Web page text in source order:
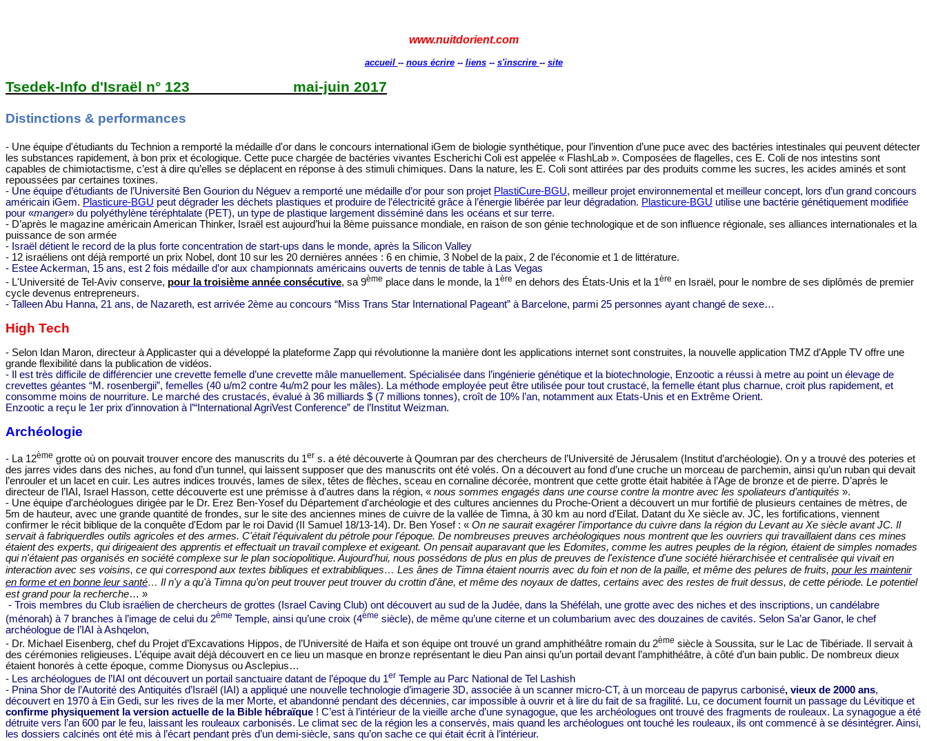
www.nuitdorient.com
accueil -- nous écrire-- liens-- s'inscrire -- site
Tsedek-Info d'Israël n° 123 mai-juin 2017
Distinctions & performances
- Une équipe d'étudiants du Technion a remporté la médaille d'or dans le concours international iGem de biologie synthétique, pour l’invention d’une puce avec des bactéries intestinales qui peuvent détecter
les substances rapidement, à bon prix et écologique. Cette puce chargée de bactéries vivantes Escherichi Coli est appelée « FlashLab ». Composées de flagelles, ces E. Coli de nos intestins sont
capables de chimiotactisme, c’est à dire qu’elles se déplacent en réponse à des stimuli chimiques. Dans la nature, les E. Coli sont attirées par des produits comme les sucres, les acides aminés et sont
repoussées par certaines toxines.
- Une équipe d’étudiants de l’Université Ben Gourion du Néguev a remporté une médaille d’or pour son projet PlastiCure-BGU, meilleur projet environnemental et meilleur concept, lors d’un grand concours
américain iGem. Plasticure-BGU peut dégrader les déchets plastiques et produire de l’électricité grâce à l’énergie libérée par leur dégradation. Plasticure-BGU utilise une bactérie génétiquement modifiée
pour «manger» du polyéthylène téréphtalate (PET), un type de plastique largement disséminé dans les océans et sur terre.
- D’après le magazine américain American Thinker, Israël est aujourd’hui la 8ème puissance mondiale, en raison de son génie technologique et de son influence régionale, ses alliances internationales et la
puissance de son armée
- Israël détient le record de la plus forte concentration de start-ups dans le monde, après la Silicon Valley
- 12 israéliens ont déjà remporté un prix Nobel, dont 10 sur les 20 dernières années : 6 en chimie, 3 Nobel de la paix, 2 de l’économie et 1 de littérature.
- Estee Ackerman, 15 ans, est 2 fois médaille d’or aux championnats américains ouverts de tennis de table à Las Vegas
- L'Université de Tel-Aviv conserve, pour la troisième année consécutive, sa 9ème place dans le monde, la 1ère en dehors des États-Unis et la 1ère en Israël, pour le nombre de ses diplômés de premier
cycle devenus entrepreneurs.
- Talleen Abu Hanna, 21 ans, de Nazareth, est arrivée 2ème au concours “Miss Trans Star International Pageant” à Barcelone, parmi 25 personnes ayant changé de sexe…
High Tech
- Selon Idan Maron, directeur à Applicaster qui a développé la plateforme Zapp qui révolutionne la manière dont les applications internet sont construites, la nouvelle application TMZ d’Apple TV offre une
grande flexibilité dans la publication de vidéos.
- Il est très difficile de différencier une crevette femelle d’une crevette mâle manuellement. Spécialisée dans l’ingénierie génétique et la biotechnologie, Enzootic a réussi à metre au point un élevage de
crevettes géantes “M. rosenbergii”, femelles (40 u/m2 contre 4u/m2 pour les mâles). La méthode employée peut être utilisée pour tout crustacé, la femelle étant plus charnue, croit plus rapidement, et
consomme moins de nourriture. Le marché des crustacés, évalué à 36 milliards $ (7 millions tonnes), croît de 10% l’an, notamment aux Etats-Unis et en Extrême Orient.
Enzootic a reçu le 1er prix d’innovation à l’“International AgriVest Conference” de l’Institut Weizman.
Archéologie
- La 12ème grotte où on pouvait trouver encore des manuscrits du 1er s. a été découverte à Qoumran par des chercheurs de l’Université de Jérusalem (Institut d’archéologie). On y a trouvé des poteries et
des jarres vides dans des niches, au fond d’un tunnel, qui laissent supposer que des manuscrits ont été volés. On a découvert au fond d’une cruche un morceau de parchemin, ainsi qu’un ruban qui devait
l’enrouler et un lacet en cuir. Les autres indices trouvés, lames de silex, têtes de flèches, sceau en cornaline décorée, montrent que cette grotte était habitée à l’Age de bronze et de pierre. D’après le
directeur de l’IAI, Israel Hasson, cette découverte est une prémisse à d’autres dans la région, « nous sommes engagés dans une course contre la montre avec les spoliateurs d’antiquités ».
- Une équipe d'archéologues dirigée par le Dr. Erez Ben-Yosef du Département d'archéologie et des cultures anciennes du Proche-Orient a découvert un mur fortifié de plusieurs centaines de mètres, de
5m de hauteur, avec une grande quantité de frondes, sur le site des anciennes mines de cuivre de la vallée de Timna, à 30 km au nord d'Eilat. Datant du Xe siècle av. JC, les fortifications, viennent
confirmer le récit biblique de la conquête d'Edom par le roi David (II Samuel 18/13-14). Dr. Ben Yosef : « On ne saurait exagérer l'importance du cuivre dans la région du Levant au Xe siècle avant JC. Il
servait à fabriquerdles outils agricoles et des armes. C'était l'équivalent du pétrole pour l'époque. De nombreuses preuves archéologiques nous montrent que les ouvriers qui travaillaient dans ces mines
étaient des experts, qui dirigeaient des apprentis et effectuait un travail complexe et exigeant. On pensait auparavant que les Edomites, comme les autres peuples de la région, étaient de simples nomades
qui n'étaient pas organisés en société complexe sur le plan sociopolitique. Aujourd'hui, nous possédons de plus en plus de preuves de l'existence d'une société hiérarchisée et centralisée qui vivait en
interaction avec ses voisins, ce qui correspond aux textes bibliques et extrabibliques… Les ânes de Timna étaient nourris avec du foin et non de la paille, et même des pelures de fruits, pour les maintenir
en forme et en bonne leur santé… Il n'y a qu'à Timna qu'on peut trouver peut trouver du crottin d'âne, et même des noyaux de dattes, certains avec des restes de fruit dessus, de cette période. Le potentiel
est grand pour la recherche… »
- Trois membres du Club israélien de chercheurs de grottes (Israel Caving Club) ont découvert au sud de la Judée, dans la Shéfélah, une grotte avec des niches et des inscriptions, un candélabre
(ménorah) à 7 branches à l’image de celui du 2ème Temple, ainsi qu’une croix (4ème siècle), de même qu’une citerne et un columbarium avec des douzaines de cavités. Selon Sa’ar Ganor, le chef
archéologue de l’IAI à Ashqelon,
- Dr. Michael Eisenberg, chef du Projet d’Excavations Hippos, de l’Université de Haifa et son équipe ont trouvé un grand amphithéâtre romain du 2ème siècle à Soussita, sur le Lac de Tibériade. Il servait à
des cérémonies religieuses. L’équipe avait déjà découvert en ce lieu un masque en bronze représentant le dieu Pan ainsi qu’un portail devant l’amphithéâtre, à côté d’un bain public. De nombreux dieux
étaient honorés à cette époque, comme Dionysus ou Asclepius…
- Les archéologues de l’IAI ont découvert un portail sanctuaire datant de l’époque du 1er Temple au Parc National de Tel Lashish
- Pnina Shor de l’Autorité des Antiquités d’Israël (IAI) a appliqué une nouvelle technologie d’imagerie 3D, associée à un scanner micro-CT, à un morceau de papyrus carbonisé, vieux de 2000 ans,
découvert en 1970 à Ein Gedi, sur les rives de la mer Morte, et abandonné pendant des décennies, car impossible à ouvrir et à lire du fait de sa fragilité. Lu, ce document fournit un passage du Lévitique et
confirme physiquement la version actuelle de la Bible hébraïque ! C’est à l’intérieur de la vieille arche d’une synagogue, que les archéologues ont trouvé des fragments de rouleaux. La synagogue a été
détruite vers l’an 600 par le feu, laissant les rouleaux carbonisés. Le climat sec de la région les a conservés, mais quand les archéologues ont touché les rouleaux, ils ont commencé à se désintégrer. Ainsi,
les dossiers calcinés ont été mis à l’écart pendant près d’un demi-siècle, sans qu’on sache ce qui était écrit à l’intérieur.